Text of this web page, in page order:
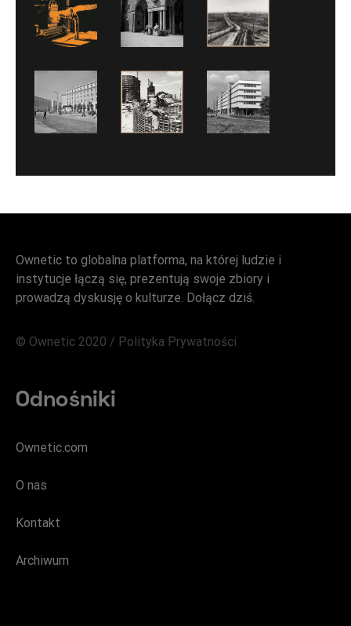
Ownetic to globalna platforma, na której ludzie i
instytucje łączą się, prezentują swoje zbiory i
prowadzą dyskusję o kulturze. Dołącz dziś.
© Ownetic 2020 / Polityka Prywatności
Odnośniki
Ownetic.com
O nas
Kontakt
Archiwum